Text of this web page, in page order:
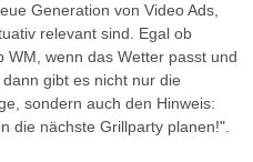
Generation von Video Ads,
relevant sind. Egal ob
WM, wenn das Wetter passt und
gibt es nicht nur die
sondern auch den Hinweis:
die nächste Grillparty planen!".